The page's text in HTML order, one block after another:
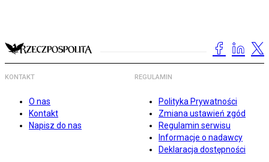
KONTAKT
O nas
Kontakt
Napisz do nas
REGULAMIN
Polityka Prywatności
Zmiana ustawień zgód
Regulamin serwisu
Informacje o nadawcy
Deklaracja dostępności